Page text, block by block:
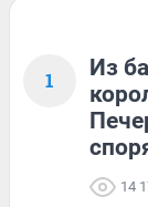
1
Из
14